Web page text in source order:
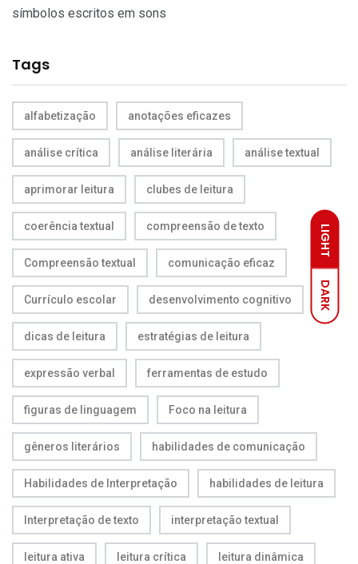
LIGHT
DARK
símbolos escritos em sons
Tags
alfabetização anotações eficazes
análise crítica análise literária análise textual
aprimorar leitura clubes de leitura
coerência textual compreensão de texto
Compreensão textual comunicação eficaz
Currículo escolar desenvolvimento cognitivo
dicas de leitura estratégias de leitura
expressão verbal ferramentas de estudo
figuras de linguagem Foco na leitura
gêneros literários habilidades de comunicação
Habilidades de Interpretação habilidades de leitura
Interpretação de texto interpretação textual
leitura ativa leitura crítica leitura dinâmica